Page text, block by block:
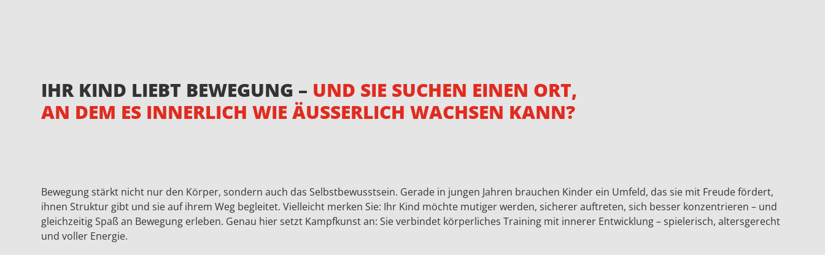
IHR KIND LIEBT BEWEGUNG – UND SIE SUCHEN EINEN ORT,
AN DEM ES INNERLICH WIE ÄUSSERLICH WACHSEN KANN?
Bewegung stärkt nicht nur den Körper, sondern auch das Selbstbewusstsein. Gerade in jungen Jahren brauchen Kinder ein Umfeld, das sie mit Freude fördert,
ihnen Struktur gibt und sie auf ihrem Weg begleitet. Vielleicht merken Sie: Ihr Kind möchte mutiger werden, sicherer auftreten, sich besser konzentrieren – und
gleichzeitig Spaß an Bewegung erleben. Genau hier setzt Kampfkunst an: Sie verbindet körperliches Training mit innerer Entwicklung – spielerisch, altersgerecht
und voller Energie.